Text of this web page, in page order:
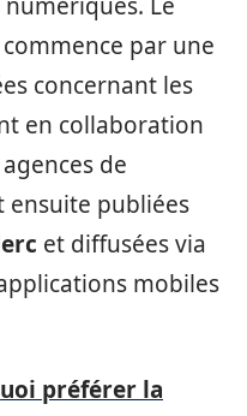
par une
concernant les
en collaboration
de
ensuite publiées
et diffusées via
mobiles
préférer la